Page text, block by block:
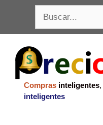
contenido
Compras inteligentes,
inteligentes